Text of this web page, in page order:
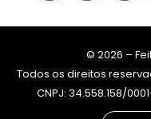
s
t
r
a
m
c
e
o
o
k
u
t
b
e
© 2026 –
Todos os direitos
CNPJ: 34.558.158/